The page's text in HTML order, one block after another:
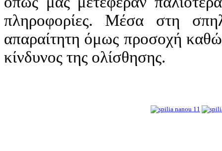
πληροφορίες. Μέσα στη
απαραίτητη όμως προσοχή
κίνδυνος της ολίσθησης.